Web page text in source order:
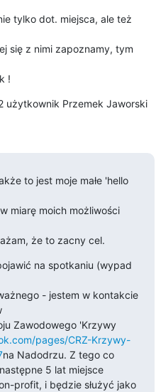
tylko dot. miejsca, ale też
się z nimi zapoznamy, tym
!
W dniu 24 grudnia 2012 14:12 użytkownik Przemek Jaworski
to jest moje małe 'hello
miarę moich możliwości
że to zacny cel.
na spotkaniu (wypad
- jestem w kontakcie
Zawodowego 'Krzywy
pages/CRZ-Krzywy-
na Nadodrzu. Z tego co
5 lat miejsce
profit, i będzie służyć jako